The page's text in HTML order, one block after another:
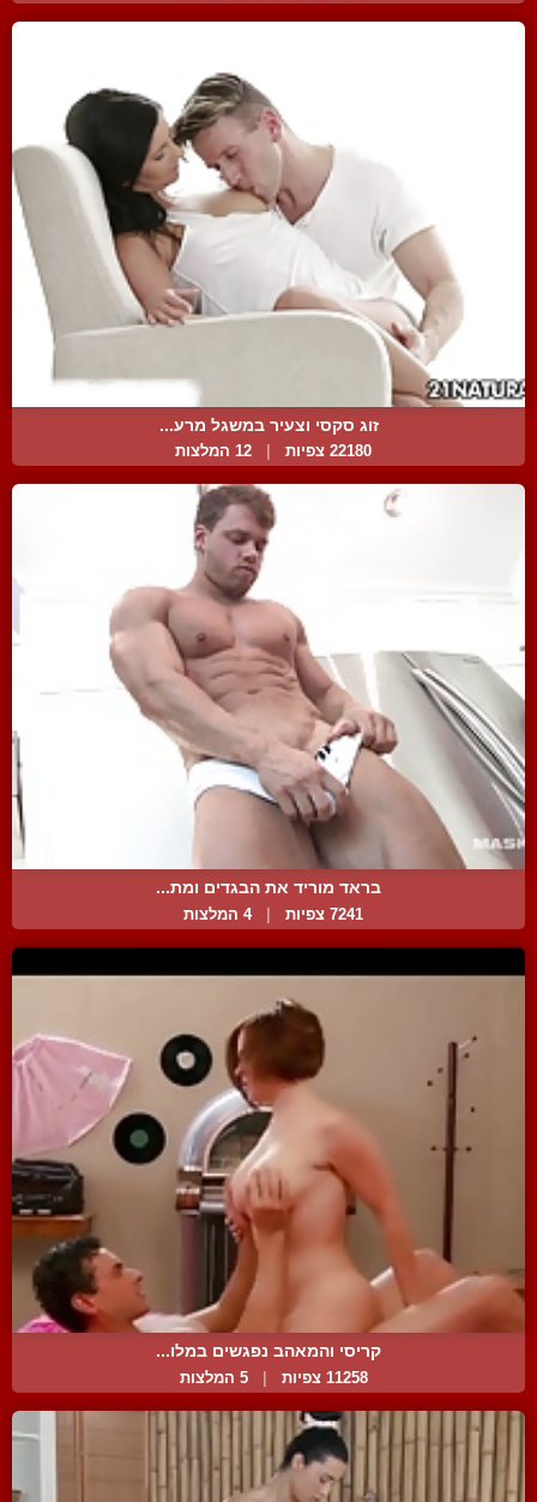
זוג סקסי וצעיר במשגל מרע...
22180 צפיות 12 המלצות
בראד מוריד את הבגדים ומת...
7241 צפיות 4 המלצות
קריסי והמאהב נפגשים במלו...
11258 צפיות | 5 המלצות